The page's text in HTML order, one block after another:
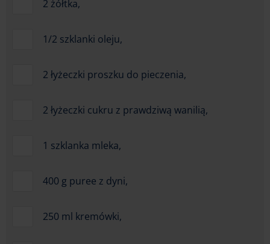
2 żółtka,
1/2 szklanki oleju,
2 łyżeczki proszku do pieczenia,
2 łyżeczki cukru z prawdziwą wanilią,
1 szklanka mleka,
400 g puree z dyni,
250 ml kremówki,